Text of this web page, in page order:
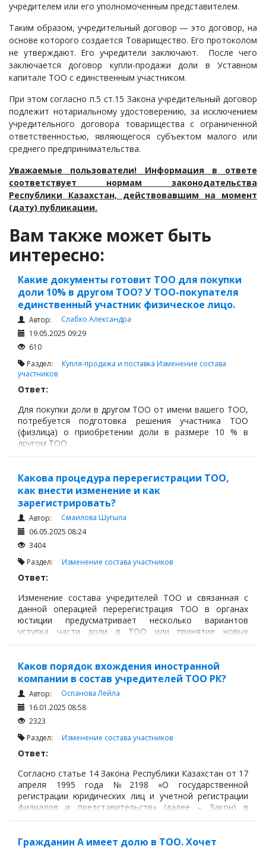
учредителем или его уполномоченным представителем.
Таким образом, учредительный договор — это договор, на
основе которого создается Товарищество. Его протоколом
не утверждают. Его учредители заключают. После чего
заключается договор купли-продажи доли в Уставном
капитале ТОО с единственным участником.
При этом согласно п.5 ст.15 Закона учредительный договор
подлежит нотариальному удостоверению, за исключением
учредительного договора товарищества с ограниченной
ответственностью, являющегося субъектом малого или
среднего предпринимательства.
Уважаемые пользователи! Информация в ответе
соответствует нормам законодательства
Республики Казахстан, действовавшим на момент
(дату) публикации.
Вам также может быть
интересно:
Какие документы готовит ТОО для покупки
доли 10% в другом ТОО? У ТОО-покупателя
единственный участник физическое лицо.
Автор:
Слабко Александра
19.05.2025 09:29
610
Раздел: Купля-продажа и поставка Изменение состава
участников
Ответ:
Для покупки доли в другом ТОО от имени вашего ТОО,
потребуется подготовка решения участника ТОО
(физлица) о приобретении доли в размере 10 % в
другом ТОО.
Какова процедура перерегистрации ТОО,
как внести изменение и как
зарегистрировать?
Автор:
Смаилова Шугыла
06.05.2025 08:24
3404
Раздел: Изменение состава участников
Ответ:
Изменение состава учредителей ТОО и связанная с
данной операцией перерегистрация ТОО в органах
юстиции предусматривает несколько вариантов
уступка части доли в ТОО или принятие новых
участников с увеличением уставного капитала.
Каков порядок вхождения иностранной
компании в состав учредителей ТОО РК?
Автор:
Оспанова Лейла
16.01.2025 08:58
2323
Раздел: Изменение состава участников
Ответ:
Согласно статье 14 Закона Республики Казахстан от 17
апреля 1995 года №2198 «О государственной
регистрации юридических лиц и учетной регистрации
филиалов и представительств» (далее – Закон) в
случаях, предусмотренных законами Республики
(представительство) подлежат государственной
Гражданин А имеет долю в ТОО. Хочет